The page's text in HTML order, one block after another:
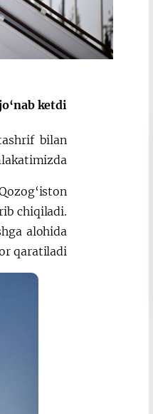
القمة الأولى "آسيا
الوسطى - الصين"
ketdi.
bilan
chiqiladi.
alohida
qaratiladi.